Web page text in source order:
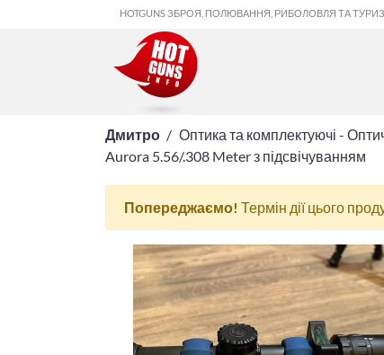
HOTGUNS ЗБРОЯ, ПОЛЮВАННЯ, РИБОЛОВЛЯ ТА
Дмитро Оптика та комплектуючі -
Aurora 5.56/.308 Meter з підсвічуванням
Попереджаємо! Термін дії цього